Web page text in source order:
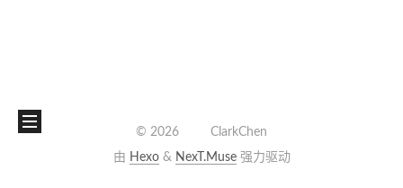
© 2026
ClarkChen
由 Hexo& NexT.Muse强力驱动